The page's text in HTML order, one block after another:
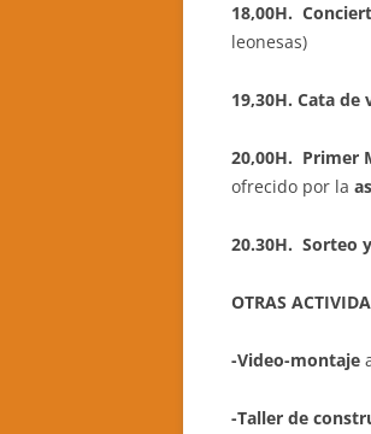
18,00H.
leonesas)
19,30H. Cata de
20,00H. Primer
ofrecido por la
20.30H. Sorteo
OTRAS
-Video-montaje
-Taller de